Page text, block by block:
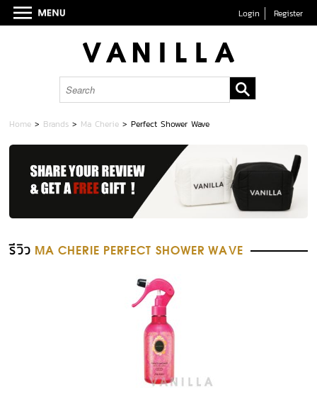
Login Register
Home > Brands > Ma Cherie >Perfect Shower Wave
รีวิว MA CHERIE PERFECT SHOWER WAVE